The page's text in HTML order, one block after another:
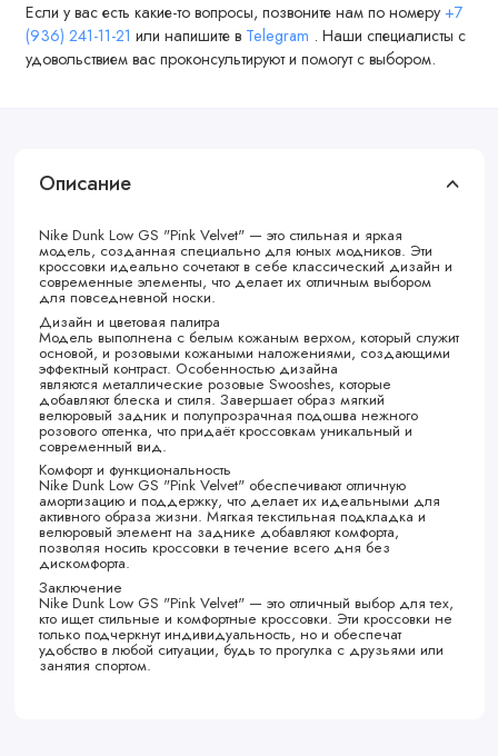
Если у вас есть какие-то вопросы, позвоните нам по номеру +7
(936) 241-11-21 или напишите в Telegram . Наши специалисты с
удовольствием вас проконсультируют и помогут с выбором.
Описание
Nike Dunk Low GS "Pink Velvet" — это стильная и яркая
модель, созданная специально для юных модников. Эти
кроссовки идеально сочетают в себе классический дизайн и
современные элементы, что делает их отличным выбором
для повседневной носки.
Дизайн и цветовая палитра
Модель выполнена с белым кожаным верхом, который служит
основой, и розовыми кожаными наложениями, создающими
эффектный контраст. Особенностью дизайна
являются металлические розовые Swooshes, которые
добавляют блеска и стиля. Завершает образ мягкий
велюровый задник и полупрозрачная подошва нежного
розового оттенка, что придаёт кроссовкам уникальный и
современный вид.
Комфорт и функциональность
Nike Dunk Low GS "Pink Velvet" обеспечивают отличную
амортизацию и поддержку, что делает их идеальными для
активного образа жизни. Мягкая текстильная подкладка и
велюровый элемент на заднике добавляют комфорта,
позволяя носить кроссовки в течение всего дня без
дискомфорта.
Заключение
Nike Dunk Low GS "Pink Velvet" — это отличный выбор для тех,
кто ищет стильные и комфортные кроссовки. Эти кроссовки не
только подчеркнут индивидуальность, но и обеспечат
удобство в любой ситуации, будь то прогулка с друзьями или
занятия спортом.